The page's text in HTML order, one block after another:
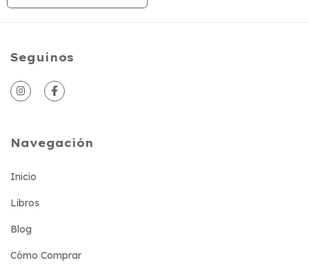
Seguinos
Navegación
Inicio
Libros
Blog
Cómo Comprar